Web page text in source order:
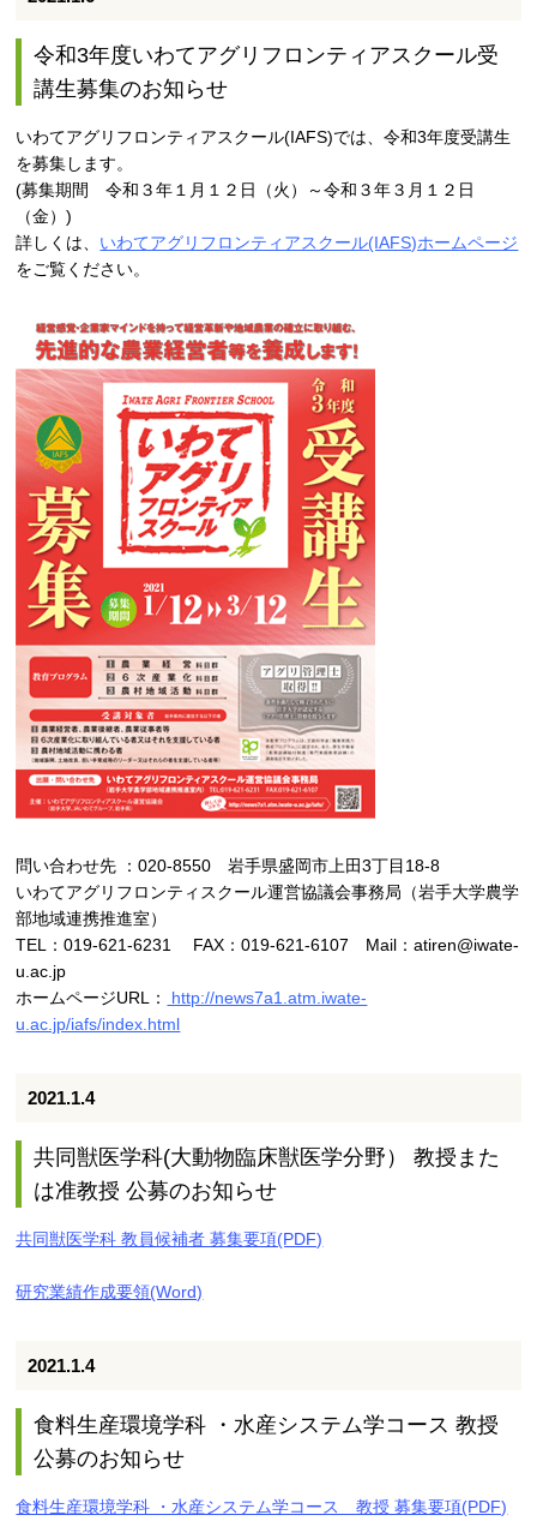
令和3年度いわてアグリフロンティアスクール受
講生募集のお知らせ
いわてアグリフロンティアスクール(IAFS)では、令和3年度受講生
を募集します。
(募集期間 令和３年１月１２日（火）～令和３年３月１２日
（金）)
詳しくは、 いわてアグリフロンティアスクール(IAFS)ホームページ
をご覧ください。
問い合わせ先 ：020-8550 岩手県盛岡市上田3丁目18-8
いわてアグリフロンティスクール運営協議会事務局（岩手大学農学
部地域連携推進室）
TEL：019-621-6231 FAX：019-621-6107 Mail：atiren@iwate-
u.ac.jp
ホームページURL：
http://news7a1.atm.iwate-
u.ac.jp/iafs/index.html
2021.1.4
共同獣医学科(大動物臨床獣医学分野） 教授また
は准教授 公募のお知らせ
共同獣医学科 教員候補者 募集要項(PDF)
研究業績作成要領(Word)
2021.1.4
食料生産環境学科 ・水産システム学コース 教授
公募のお知らせ
食料生産環境学科 ・水産システム学コース 教授 募集要項(PDF)